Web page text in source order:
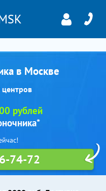
в Москве
рублей
74-72